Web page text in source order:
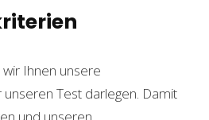
Ihnen unsere
unseren Test darlegen. Damit
und unseren